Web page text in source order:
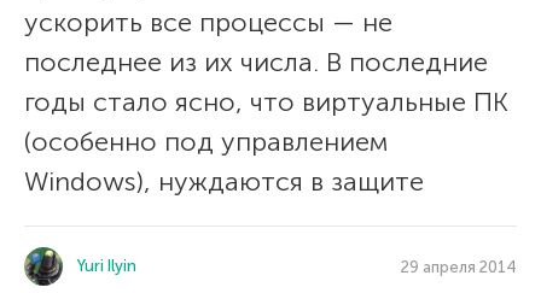
ускорить все процессы — не
последнее из их числа. В последние
годы стало ясно, что виртуальные ПК
(особенно под управлением
Windows), нуждаются в защите
Yuri Ilyin 29 апреля 2014